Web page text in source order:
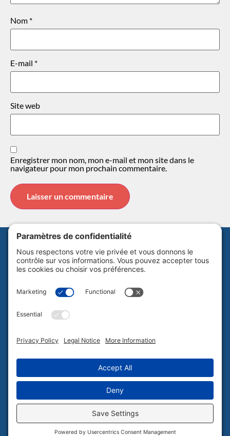
Nom *
E-mail *
Site web
Enregistrer mon nom, mon e-mail et mon site dans le
navigateur pour mon prochain commentaire.
Abonnez-vous à notre infolettre
Politique de confidentialité
Plan du site
Tous droits réservés Culture Laurentides © 2026